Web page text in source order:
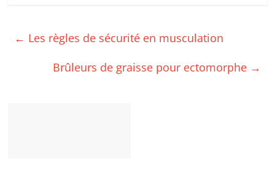
← Les règles de sécurité en musculation
Brûleurs de graisse pour ectomorphe →